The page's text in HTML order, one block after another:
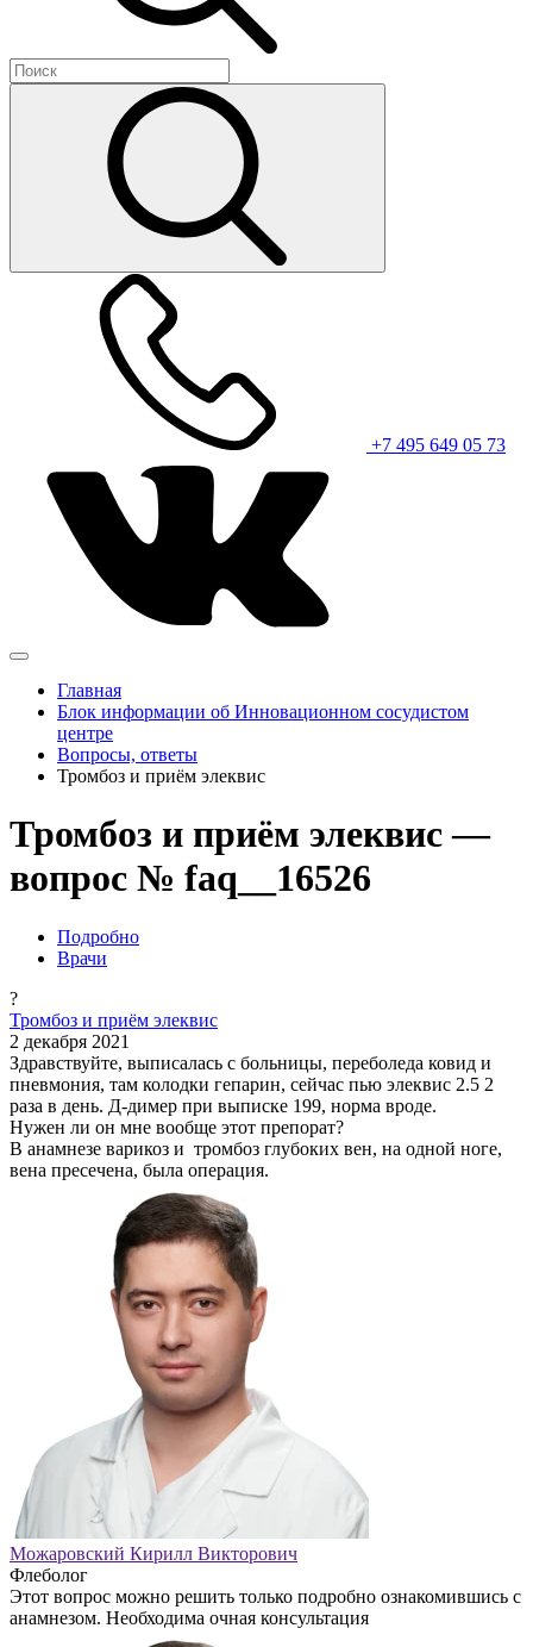
+7 495 649 05 73
Главная
Блок информации об Инновационном сосудистом
центре
Вопросы, ответы
Тромбоз и приём элеквис
Тромбоз и приём элеквис —
вопрос № faq__16526
Подробно
Врачи
?
Тромбоз и приём элеквис
2 декабря 2021
Здравствуйте, выписалась с больницы, переболеда ковид и
пневмония, там колодки гепарин, сейчас пью элеквис 2.5 2
раза в день. Д-димер при выписке 199, норма вроде.
Нужен ли он мне вообще этот препорат?
В анамнезе варикоз и тромбоз глубоких вен, на одной ноге,
вена пресечена, была операция.
Можаровский Кирилл Викторович
Флеболог
Этот вопрос можно решить только подробно ознакомившись с
анамнезом. Необходима очная консультация